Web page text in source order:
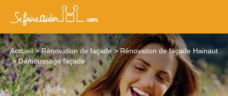
Accueil Rénovation de façade
Rénovation de façade Hainaut
Démoussage façade